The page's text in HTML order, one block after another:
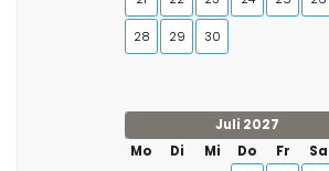
28 29 30
Juli 2027
Mo
Di Mi Do Fr Sa